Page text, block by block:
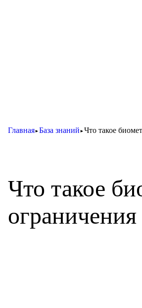
Главная►База знаний►Что такое
Что такое